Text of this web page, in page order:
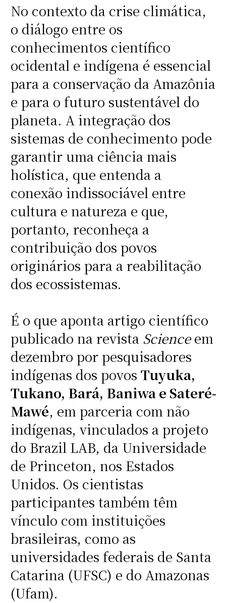
No contexto da crise climática,
o diálogo entre os
conhecimentos científico
ocidental e indígena é essencial
para a conservação da Amazônia
e para o futuro sustentável do
planeta. A integração dos
sistemas de conhecimento pode
garantir uma ciência mais
holística, que entenda a
conexão indissociável entre
cultura e natureza e que,
portanto, reconheça a
contribuição dos povos
originários para a reabilitação
dos ecossistemas.
É o que aponta artigo científico
publicado na revista Scienceem
dezembro por pesquisadores
indígenas dos povos Tuyuka,
Tukano, Bará, Baniwa e Sateré-
Mawé, em parceria com não
indígenas, vinculados a projeto
do Brazil LAB, da Universidade
de Princeton, nos Estados
Unidos. Os cientistas
participantes também têm
vínculo com instituições
brasileiras, como as
universidades federais de Santa
Catarina (UFSC) e do Amazonas
(Ufam).